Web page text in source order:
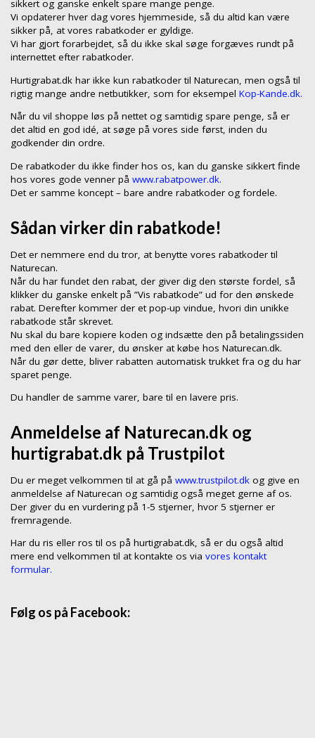
sikkert og ganske enkelt spare mange penge.
Vi opdaterer hver dag vores hjemmeside, så du altid kan være
sikker på, at vores rabatkoder er gyldige.
Vi har gjort forarbejdet, så du ikke skal søge forgæves rundt på
internettet efter rabatkoder.
Hurtigrabat.dk har ikke kun rabatkoder til Naturecan, men også til
rigtig mange andre netbutikker, som for eksempel Kop-Kande.dk.
Når du vil shoppe løs på nettet og samtidig spare penge, så er
det altid en god idé, at søge på vores side først, inden du
godkender din ordre.
De rabatkoder du ikke finder hos os, kan du ganske sikkert finde
hos vores gode venner på www.rabatpower.dk.
Det er samme koncept – bare andre rabatkoder og fordele.
Sådan virker din rabatkode!
Det er nemmere end du tror, at benytte vores rabatkoder til
Naturecan.
Når du har fundet den rabat, der giver dig den største fordel, så
klikker du ganske enkelt på ”Vis rabatkode” ud for den ønskede
rabat. Derefter kommer der et pop-up vindue, hvori din unikke
rabatkode står skrevet.
Nu skal du bare kopiere koden og indsætte den på betalingssiden
med den eller de varer, du ønsker at købe hos Naturecan.dk.
Når du gør dette, bliver rabatten automatisk trukket fra og du har
sparet penge.
Du handler de samme varer, bare til en lavere pris.
Anmeldelse af Naturecan.dk og
hurtigrabat.dk på Trustpilot
Du er meget velkommen til at gå på www.trustpilot.dk og give en
anmeldelse af Naturecan og samtidig også meget gerne af os.
Der giver du en vurdering på 1-5 stjerner, hvor 5 stjerner er
fremragende.
Har du ris eller ros til os på hurtigrabat.dk, så er du også altid
mere end velkommen til at kontakte os via vores kontakt
formular.
Følg os på Facebook: